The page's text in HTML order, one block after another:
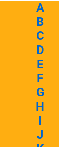
A
B
C
D
E
F
G
H
I
J